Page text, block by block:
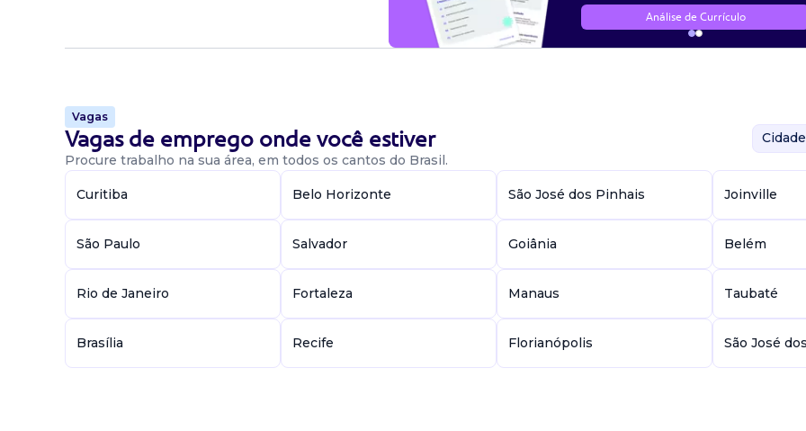
Análise de Currículo
Vagas
Vagas de emprego onde você estiver
Procure trabalho na sua área, em todos os cantos do Brasil.
Curitiba Belo Horizonte São José dos Pinhais Joinville
São Paulo Salvador Goiânia Belém
Rio de Janeiro Fortaleza Manaus Taubaté
Brasília Recife Florianópolis São José